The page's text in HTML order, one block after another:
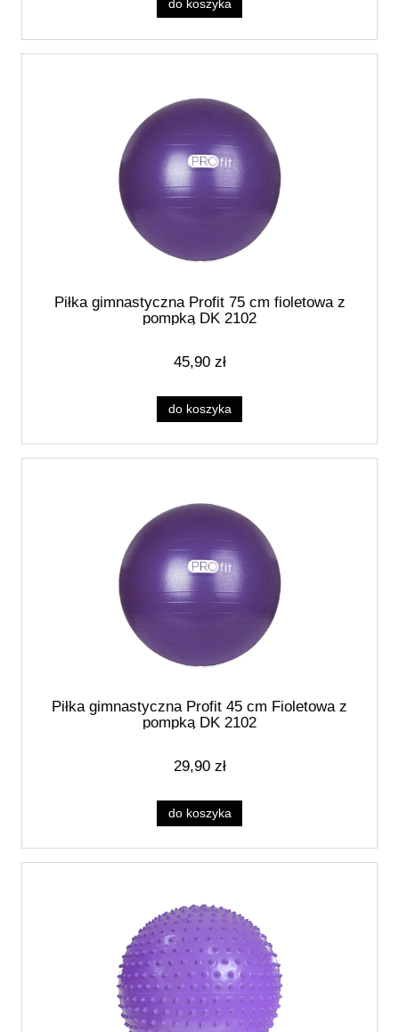
do koszyka
Piłka gimnastyczna Profit 75 cm fioletowa z
pompką DK 2102
45,90 zł
do koszyka
Piłka gimnastyczna Profit 45 cm Fioletowa z
pompką DK 2102
29,90 zł
do koszyka